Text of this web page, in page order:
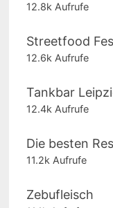
12.8k Aufrufe
Streetfood
12.6k Aufrufe
Tankbar
12.4k Aufrufe
Die besten
11.2k Aufrufe
Zebufleisch